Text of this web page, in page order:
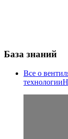
База знаний
Все о
технологии